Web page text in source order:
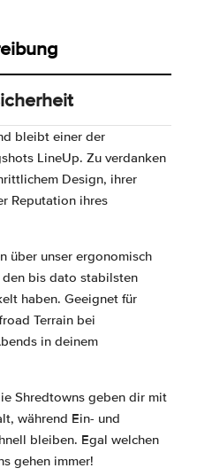
bleibt einer der
LineUp. Zu verdanken
Design, ihrer
Reputation ihres
über unser ergonomisch
bis dato stabilsten
haben. Geeignet für
Terrain bei
in deinem
Shredtowns geben dir mit
während Ein- und
bleiben. Egal welchen
gehen immer!